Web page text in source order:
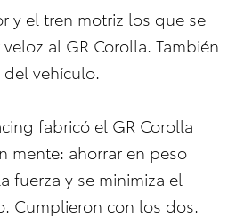
y el tren motriz los que se
al GR Corolla. También
vehículo.
fabricó el GR Corolla
mente: ahorrar en peso
fuerza y se minimiza el
Cumplieron con los dos.